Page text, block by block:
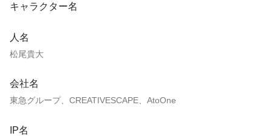
キャラクター名
人名
松尾貴大
会社名
東急グループ、CREATIVESCAPE、AtoOne
IP名